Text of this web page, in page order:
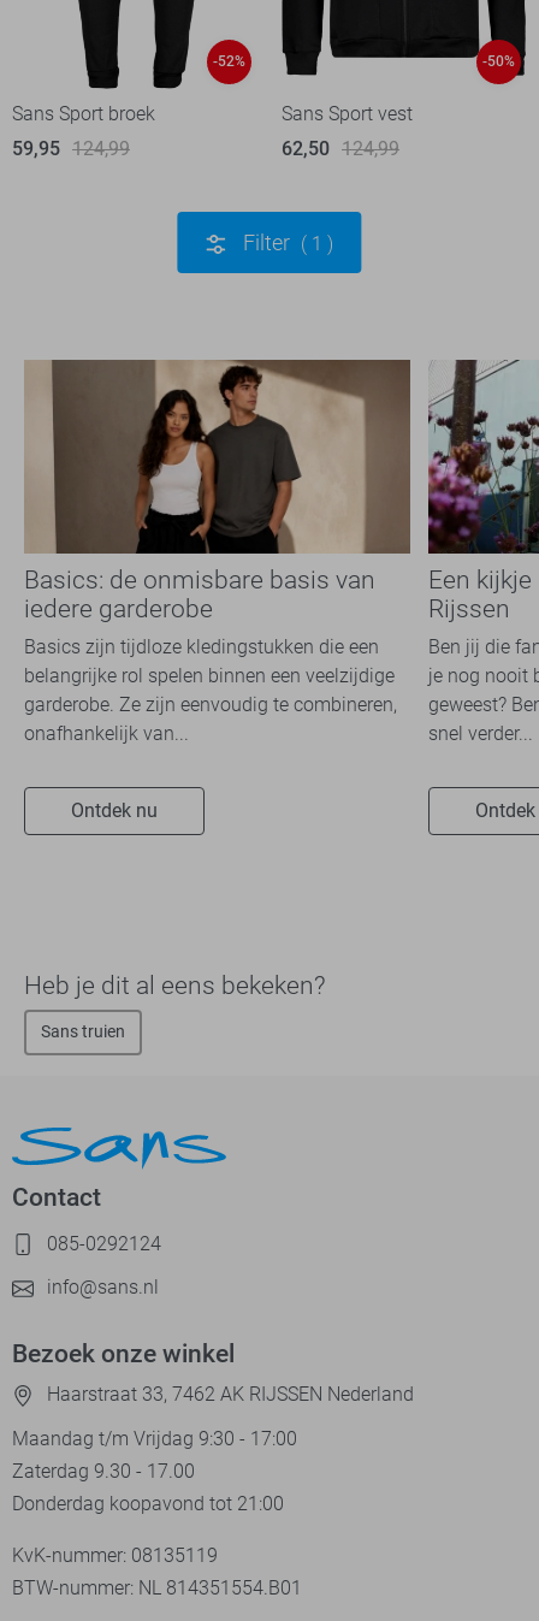
-52%
Sans Sport broek
59,95 124,99
-50%
Sans Sport vest
62,50 124,99
Filter 1
Basics: de onmisbare basis van
iedere garderobe
Basics zijn tijdloze kledingstukken die een
belangrijke rol spelen binnen een veelzijdige
garderobe. Ze zijn eenvoudig te combineren,
onafhankelijk van...
Ontdek nu
Een
Rijssen
Ben jij die
je nog nooit
geweest?
snel verder...
Heb je dit al eens bekeken?
Sans truien
Contact
085-0292124
info@sans.nl
Bezoek onze winkel
Haarstraat 33, 7462 AK RIJSSEN Nederland
Maandag t/m Vrijdag 9:30 - 17:00
Zaterdag 9.30 - 17.00
Donderdag koopavond tot 21:00
KvK-nummer: 08135119
BTW-nummer: NL 814351554.B01